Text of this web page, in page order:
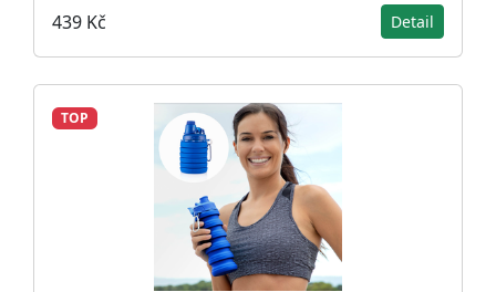
439 Kč Detail
TOP